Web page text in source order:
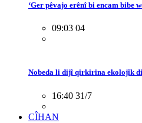
‘Ger pêvajo erênî bi encam bibe
09:03 04
Nobeda li dijî qirkirina ekolojîk
16:40 31/7
CÎHAN